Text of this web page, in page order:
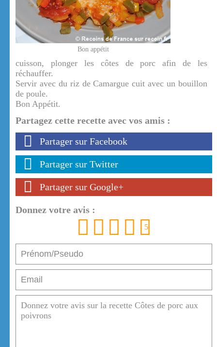
Bon appétit
cuisson, plonger les côtes de porc afin de les
réchauffer.
Servir avec du riz de Camargue cuit avec un bouillon
de poule.
Bon Appétit.
Partagez cette recette avec vos amis :
Partager sur Facebook
Partager sur Twitter
Partager sur Google+
Donnez votre avis :
5